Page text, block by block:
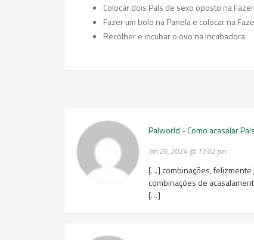
Colocar dois Pals de sexo oposto na
Fazer um bolo na Panela e colocar na
Recolher e incubar o ovo na Incubadora
Palworld - Como acasalar
Jan 26, 2024 @ 13:02 pm
[…] combinações, felizmente
combinações de
[…]